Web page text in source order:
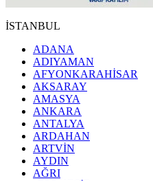
İSTANBUL
ADANA
ADIYAMAN
AFYONKARAHİSAR
AKSARAY
AMASYA
ANKARA
ANTALYA
ARDAHAN
ARTVİN
AYDIN
AĞRI